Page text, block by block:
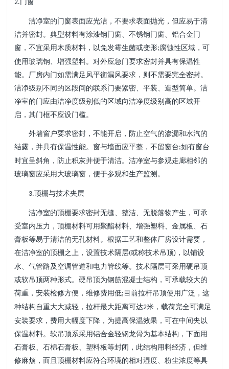
2.门窗
洁净室的门窗表面应光洁，不要求表面抛光，但应易于清
洁并密封。典型材料有涂漆钢门窗、不锈钢门窗、铝合金门
窗，不宜采用木质材料，以免发霉生菌或变形;腐蚀性区域，可
使用玻璃钢、增强塑料。对外应急门要求密封并具有保温性
能。厂房内门如需满足风平衡漏风要求，则不需要完全密封。
洁净级别不同的区段间的联系门要紧密、平装、造型简单。洁
净室的门应由洁净度级别低的区域向洁净度级别高的区域开
启，其门框不应设门槛。
外墙窗户要求密封，不能开启，防止空气的渗漏和水汽的
结露，并具有保温性能。窗与墙面应平整，不留窗台;如有窗台
时宜呈斜角，防止积灰并便于清洁。洁净室与参观走廊相邻的
玻璃窗应采用大玻璃窗，便于参观和生产监测。
3.顶棚与技术夹层
洁净室的顶棚要求密封无缝、整洁、无脱落物产生，可承
受室内压力，顶棚材料可用聚酯材料、增强塑料、金属板、石
膏板等易于清洁的无孔材料。根据工艺和整体厂房设计需要，
在洁净室的顶棚之上，设置技术隔层(或称技术吊顶) ，以铺设
水、气管路及空调管道和电力管线等。技术隔层可采用硬吊顶
或软吊顶两种形式。硬吊顶为钢筋混凝士结构，可承载较大的
荷重，安装检修方便，维修费用低; 目前拉杆吊顶使用广泛，这
种结构自重大大减轻，拉杆最大距离可达2米，载荷完全可满足
安装要求，费用大幅度下降，为提高保温效果，可在中间夹以
保温材料。软吊顶系采用铝合金轻钢龙骨为基本结构，下面用
石膏板、石棉石膏板、塑料板等封闭，此结构用料经济，但维
修麻烦，而且顶棚材料应符合环境的相对湿度、粉尘浓度等具